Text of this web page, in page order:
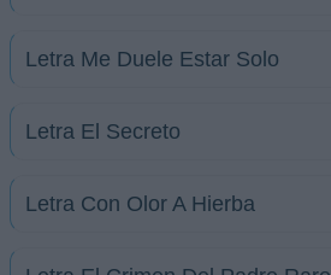
Letra Me Duele Estar Solo
Letra El Secreto
Letra Con Olor A Hierba